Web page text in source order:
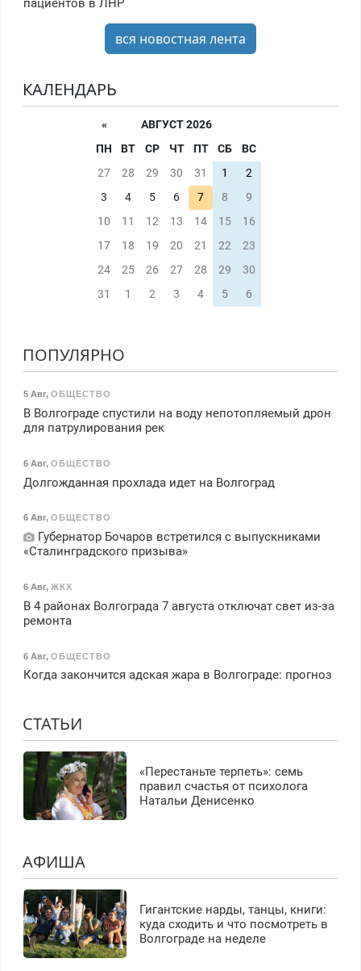
пациентов в ЛНР
вся новостная лента
КАЛЕНДАРЬ
«
АВГУСТ 2026
ПН
ВТ СР ЧТ ПТ СБ
ВС
27
28 29 30 31 1
2
3
4 5 6 7 8
9
10
11 12 13 14 15
16
17
18 19 20 21 22
23
24
25 26 27 28 29
30
31
1 2 3 4 5 6
ПОПУЛЯРНО
5 Авг, ОБЩЕСТВО
В Волгограде спустили на воду непотопляемый дрон
для патрулирования рек
6 Авг, ОБЩЕСТВО
Долгожданная прохлада идет на Волгоград
6 Авг, ОБЩЕСТВО
Губернатор Бочаров встретился с выпускниками
«Сталинградского призыва»
6 Авг, ЖКХ
В 4 районах Волгограда 7 августа отключат свет из-за
ремонта
6 Авг, ОБЩЕСТВО
Когда закончится адская жара в Волгограде: прогноз
СТАТЬИ
«Перестаньте терпеть»: семь
правил счастья от психолога
Натальи Денисенко
АФИША
Гигантские нарды, танцы, книги:
куда сходить и что посмотреть в
Волгограде на неделе